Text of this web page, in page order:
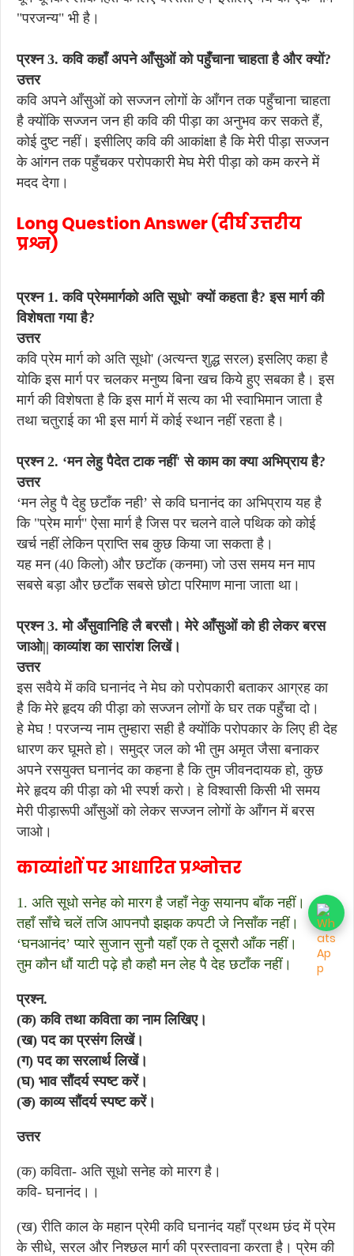
"परजन्य" भी है।
प्रश्न 3. कवि कहाँ अपने आँसुओं को पहुँचाना चाहता है और क्यों?
उत्तर
कवि अपने आँसुओं को सज्जन लोगों के आँगन तक पहुँचाना चाहता
है क्योंकि सज्जन जन ही कवि की पीड़ा का अनुभव कर सकते हैं,
कोई दुष्ट नहीं। इसीलिए कवि की आकांक्षा है कि मेरी पीड़ा सज्जन
के आंगन तक पहुँचकर परोपकारी मेघ मेरी पीड़ा को कम करने में
मदद देगा।
Long Question Answer (दीर्घ उत्तरीय
प्रश्न)
प्रश्न 1. कवि प्रेममार्गको अति सूधो' क्यों कहता है? इस मार्ग की
विशेषता गया है?
उत्तर
कवि प्रेम मार्ग को अति सूधो' (अत्यन्त शुद्ध सरल) इसलिए कहा है
योकि इस मार्ग पर चलकर मनुष्य बिना खच किये हुए सबका है। इस
मार्ग की विशेषता है कि इस मार्ग में सत्य का भी स्वाभिमान जाता है
तथा चतुराई का भी इस मार्ग में कोई स्थान नहीं रहता है।
प्रश्न 2. ‘मन लेहु पैदेत टाक नहीं' से काम का क्या अभिप्राय है?
उत्तर
‘मन लेहु पै देहु छटाँक नही’ से कवि घनानंद का अभिप्राय यह है
कि "प्रेम मार्ग" ऐसा मार्ग है जिस पर चलने वाले पथिक को कोई
खर्च नहीं लेकिन प्राप्ति सब कुछ किया जा सकता है।
यह मन (40 किलो) और छटॉक (कनमा) जो उस समय मन माप
सबसे बड़ा और छटाँक सबसे छोटा परिमाण माना जाता था।
प्रश्न 3. मो अँसुवानिहि लै बरसौ। मेरे आँसुओं को ही लेकर बरस
जाओ|| काव्यांश का सारांश लिखें।
उत्तर
इस सवैये में कवि घनानंद ने मेघ को परोपकारी बताकर आग्रह का
है कि मेरे हृदय की पीड़ा को सज्जन लोगों के घर तक पहुँचा दो।
हे मेघ ! परजन्य नाम तुम्हारा सही है क्योंकि परोपकार के लिए ही देह
धारण कर घूमते हो। समुद्र जल को भी तुम अमृत जैसा बनाकर
अपने रसयुक्त घनानंद का कहना है कि तुम जीवनदायक हो, कुछ
मेरे हृदय की पीड़ा को भी स्पर्श करो। हे विश्वासी किसी भी समय
मेरी पीड़ारूपी आँसुओं को लेकर सज्जन लोगों के आँगन में बरस
जाओ।
काव्यांशों पर आधारित प्रश्नोत्तर
1. अति सूधो सनेह को मारग है जहाँ नेकु सयानप बाँक नहीं।
तहाँ साँचे चलें तजि आपनपौ झझक कपटी जे निसाँक नहीं।
‘घनआनंद’ प्यारे सुजान सुनौ यहाँ एक ते दूसरौ आँक नहीं।
तुम कौन धौं याटी पढ़े हौ कहौ मन लेह पै देह छटाँक नहीं।
प्रश्न.
(क) कवि तथा कविता का नाम लिखिए।
(ख) पद का प्रसंग लिखें।
(ग) पद का सरलार्थ लिखें।
(घ) भाव सौंदर्य स्पष्ट करें।
(ङ) काव्य सौंदर्य स्पष्ट करें।
उत्तर
(क) कविता- अति सूधो सनेह को मारग है।
कवि- घनानंद।।
(ख) रीति काल के महान प्रेमी कवि घनानंद यहाँ प्रथम छंद में प्रेम
के सीधे, सरल और निश्छल मार्ग की प्रस्तावना करता है। प्रेम की